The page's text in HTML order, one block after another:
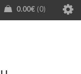
0.00€ 0